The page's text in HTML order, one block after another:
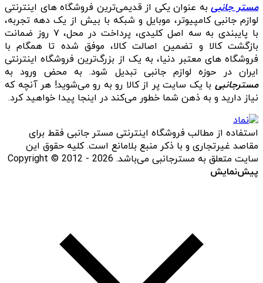
مستر جانبیبه عنوان یکی از قدیمی‌ترین فروشگاه های اینترنتی
لوازم جانبی کامپیوتر، موبایل و شبکه با بیش از یک دهه تجربه،
با پایبندی به سه اصل کلیدی، پرداخت در محل، ۷ روز ضمانت
بازگشت کالا و تضمین اصالت کالا، موفق شده تا همگام با
فروشگاه‌ های معتبر دنیا، به یک از بزرگ‌ترین فروشگاه اینترنتی
ایران در حوزه لوازم جانبی تبدیل شود. به محض ورود به
مسترجانبی با یک سایت پر از کالا رو به رو می‌شوید! هر آنچه که
نیاز دارید و به ذهن شما خطور می‌کند در اینجا پیدا خواهید کرد.
استفاده از مطالب فروشگاه اینترنتی مستر جانبی فقط برای
مقاصد غیرتجاری و با ذکر منبع بلامانع است. کلیه حقوق این
سایت متعلق به مسترجانبی می‌باشد. Copyright © 2012 - 2026
پیش‌نمایش